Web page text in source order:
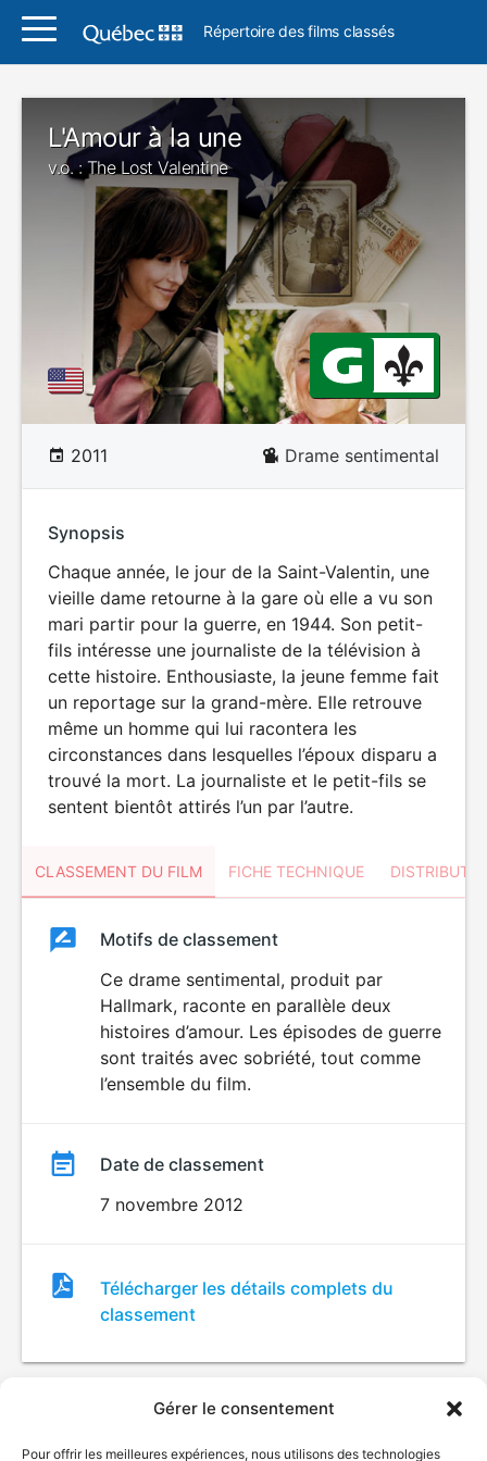
Gérer le consentement
Pour offrir les meilleures expériences, nous utilisons des technologies
Répertoire des films classés
L'Amour à la une
v.o. : The Lost Valentine
2011 Drame sentimental
Synopsis
Chaque année, le jour de la Saint-Valentin, une
vieille dame retourne à la gare où elle a vu son
mari partir pour la guerre, en 1944. Son petit-
fils intéresse une journaliste de la télévision à
cette histoire. Enthousiaste, la jeune femme fait
un reportage sur la grand-mère. Elle retrouve
même un homme qui lui racontera les
circonstances dans lesquelles l’époux disparu a
trouvé la mort. La journaliste et le petit-fils se
sentent bientôt attirés l’un par l’autre.
CLASSEMENT DU FILM FICHE TECHNIQUE
ClassementClassement
Motifs de classement
Ce drame sentimental, produit par
Hallmark, raconte en parallèle deux
histoires d’amour. Les épisodes de guerre
sont traités avec sobriété, tout comme
l’ensemble du film.
Date de classement
7 novembre 2012
Fichier
de
classement
Télécharger les détails complets du
classement